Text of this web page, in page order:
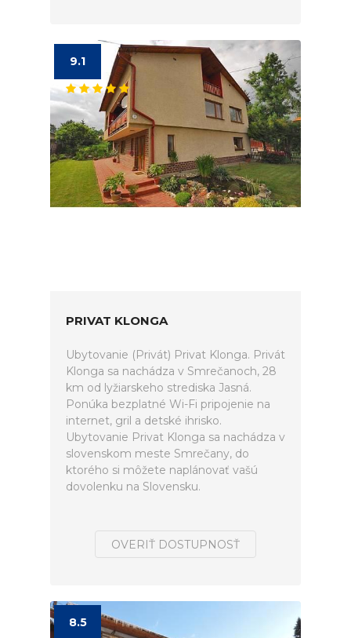
9.1
PRIVAT KLONGA
Ubytovanie (Privát) Privat Klonga. Privát
Klonga sa nachádza v Smrečanoch, 28
km od lyžiarskeho strediska Jasná.
Ponúka bezplatné Wi-Fi pripojenie na
internet, gril a detské ihrisko.
Ubytovanie Privat Klonga sa nachádza v
slovenskom meste Smrečany, do
ktorého si môžete naplánovať vašú
dovolenku na Slovensku.
OVERIŤ DOSTUPNOSŤ
8.5